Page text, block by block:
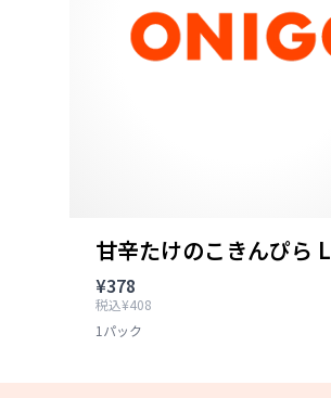
甘辛たけのこきんぴら L
¥378
税込¥408
1パック